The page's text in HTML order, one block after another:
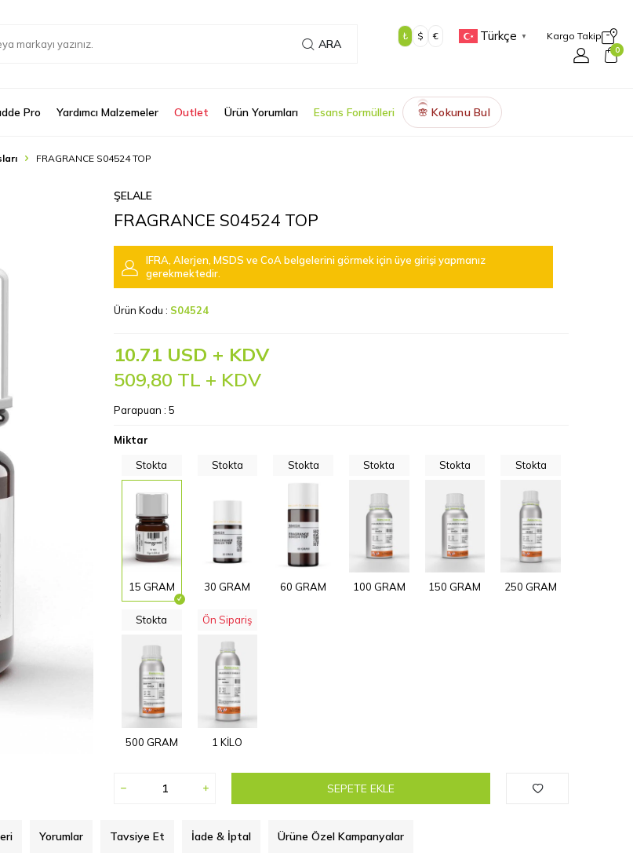
ARA
₺ $ € Türkçe ▼ Kargo Takip
0
Pro Yardımcı Malzemeler Outlet Ürün Yorumları Esans Formülleri 🌸 Kokunu Bul
FRAGRANCE S04524 TOP
ŞELALE
FRAGRANCE S04524 TOP
IFRA, Alerjen, MSDS ve CoA belgelerini görmek için üye girişi yapmanız
gerekmektedir.
Ürün Kodu : S04524
10.71 USD + KDV
509,80 TL + KDV
Parapuan : 5
Miktar
Stokta
15 GRAM
Stokta
30 GRAM
Stokta
60 GRAM
Stokta
100 GRAM
Stokta
150 GRAM
Stokta
250 GRAM
Stokta
500 GRAM
Ön Sipariş
1 KİLO
SEPETE EKLE
Yorumlar Tavsiye Et İade & İptal Ürüne Özel Kampanyalar